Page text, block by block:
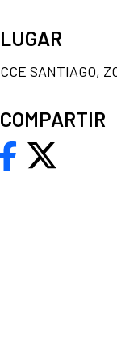
LUGAR
CCE SANTIAGO,
COMPARTIR